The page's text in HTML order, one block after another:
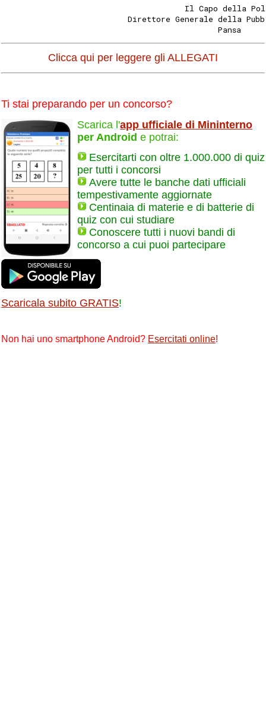
Il Capo
Direttore Generale della
Clicca qui per leggere gli ALLEGATI
Ti stai preparando per un concorso?
Scarica l'app ufficiale di Mininterno
per Android e potrai:
Esercitarti con oltre 1.000.000 di quiz
per tutti i concorsi
Avere tutte le banche dati ufficiali
tempestivamente aggiornate
Centinaia di materie e di batterie di
quiz con cui studiare
Conoscere tutti i nuovi bandi di
concorso a cui puoi partecipare
Scaricala subito GRATIS!
Non hai uno smartphone Android? Esercitati online!